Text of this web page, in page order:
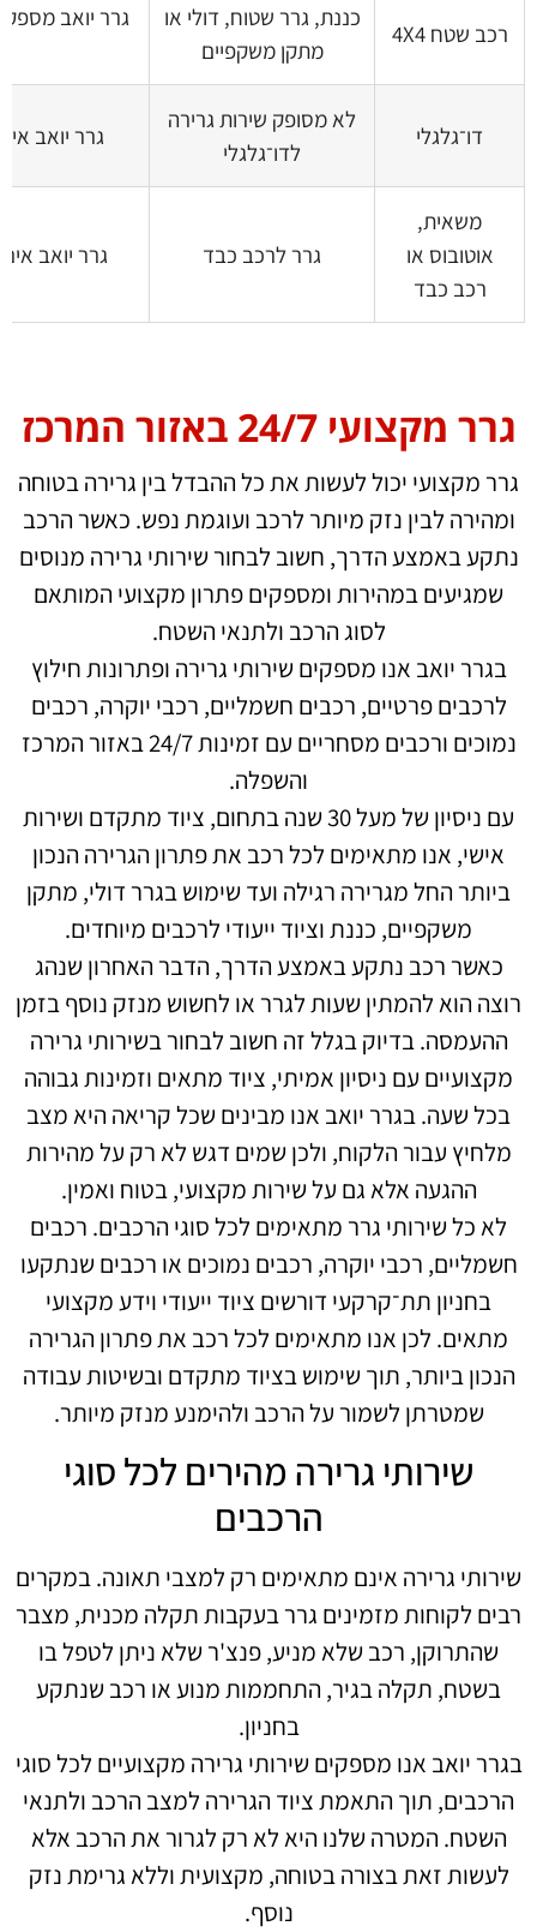
רכב שטח 4X4
כננת, גרר שטוח, דולי או
מתקן משקפיים
דו־גלגלי
לא מסופק שירות גרירה
לדו־גלגלי
גרר יואב
משאית,
אוטובוס או
רכב כבד
גרר לרכב כבד גרר יואב
גרר מקצועי 24/7 באזור המרכז
גרר מקצועי יכול לעשות את כל ההבדל בין גרירה בטוחה
ומהירה לבין נזק מיותר לרכב ועוגמת נפש. כאשר הרכב
נתקע באמצע הדרך, חשוב לבחור שירותי גרירה מנוסים
שמגיעים במהירות ומספקים פתרון מקצועי המותאם
לסוג הרכב ולתנאי השטח.
בגרר יואב אנו מספקים שירותי גרירה ופתרונות חילוץ
לרכבים פרטיים, רכבים חשמליים, רכבי יוקרה, רכבים
נמוכים ורכבים מסחריים עם זמינות 24/7 באזור המרכז
והשפלה.
עם ניסיון של מעל 30 שנה בתחום, ציוד מתקדם ושירות
אישי, אנו מתאימים לכל רכב את פתרון הגרירה הנכון
ביותר החל מגרירה רגילה ועד שימוש בגרר דולי, מתקן
משקפיים, כננת וציוד ייעודי לרכבים מיוחדים.
כאשר רכב נתקע באמצע הדרך, הדבר האחרון שנהג
רוצה הוא להמתין שעות לגרר או לחשוש מנזק נוסף בזמן
ההעמסה. בדיוק בגלל זה חשוב לבחור בשירותי גרירה
מקצועיים עם ניסיון אמיתי, ציוד מתאים וזמינות גבוהה
בכל שעה. בגרר יואב אנו מבינים שכל קריאה היא מצב
מלחיץ עבור הלקוח, ולכן שמים דגש לא רק על מהירות
ההגעה אלא גם על שירות מקצועי, בטוח ואמין.
לא כל שירותי גרר מתאימים לכל סוגי הרכבים. רכבים
חשמליים, רכבי יוקרה, רכבים נמוכים או רכבים שנתקעו
בחניון תת־קרקעי דורשים ציוד ייעודי וידע מקצועי
מתאים. לכן אנו מתאימים לכל רכב את פתרון הגרירה
הנכון ביותר, תוך שימוש בציוד מתקדם ובשיטות עבודה
שמטרתן לשמור על הרכב ולהימנע מנזק מיותר.
שירותי גרירה מהירים לכל סוגי
הרכבים
שירותי גרירה אינם מתאימים רק למצבי תאונה. במקרים
רבים לקוחות מזמינים גרר בעקבות תקלה מכנית, מצבר
שהתרוקן, רכב שלא מניע, פנצ'ר שלא ניתן לטפל בו
בשטח, תקלה בגיר, התחממות מנוע או רכב שנתקע
בחניון.
בגרר יואב אנו מספקים שירותי גרירה מקצועיים לכל סוגי
הרכבים, תוך התאמת ציוד הגרירה למצב הרכב ולתנאי
השטח. המטרה שלנו היא לא רק לגרור את הרכב אלא
לעשות זאת בצורה בטוחה, מקצועית וללא גרימת נזק
נוסף.